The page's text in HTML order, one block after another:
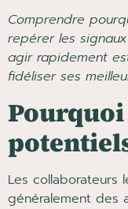
Comprendre
repérer les
agir rapidement
fidéliser ses
Les collaborateurs
généralement des